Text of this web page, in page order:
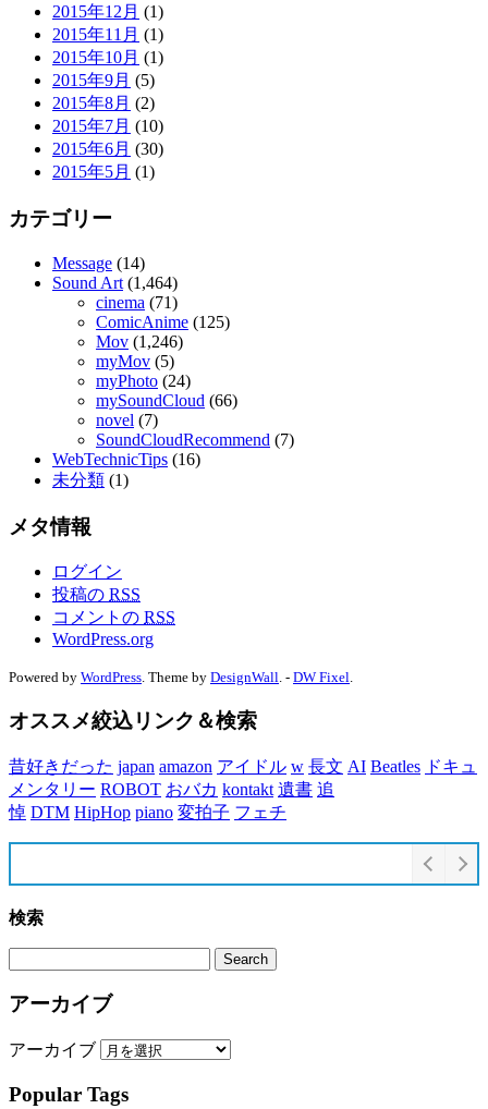
2015年12月 (1)
2015年11月 (1)
2015年10月 (1)
2015年9月 (5)
2015年8月 (2)
2015年7月 (10)
2015年6月 (30)
2015年5月 (1)
カテゴリー
Message (14)
Sound Art (1,464)
cinema (71)
ComicAnime (125)
Mov (1,246)
myMov (5)
myPhoto (24)
mySoundCloud (66)
novel (7)
SoundCloudRecommend (7)
WebTechnicTips (16)
未分類 (1)
メタ情報
ログイン
投稿の RSS
コメントの RSS
WordPress.org
Powered by WordPress. Theme by DesignWall. - DW Fixel.
オススメ絞込リンク＆検索
昔好きだった japan amazon アイドル w 長文 AI Beatles ドキュ
メンタリー ROBOT おバカ kontakt 遺書 追
悼 DTM HipHop piano 変拍子 フェチ
検索
アーカイブ
アーカイブ
Popular Tags